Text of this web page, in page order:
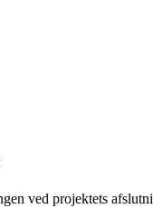
ved projektets